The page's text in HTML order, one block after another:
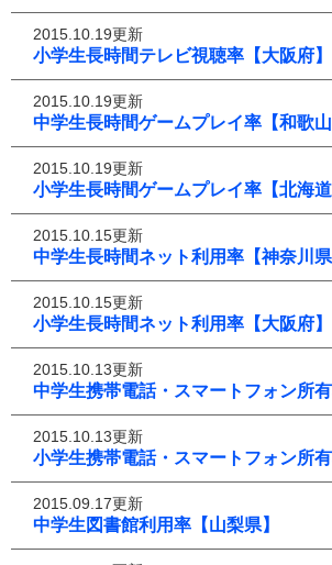
2015.10.19更新
小学生長時間テレビ視聴率【大阪府】
2015.10.19更新
中学生長時間ゲームプレイ率【和歌山
2015.10.19更新
小学生長時間ゲームプレイ率【北海道
2015.10.15更新
中学生長時間ネット利用率【神奈川県
2015.10.15更新
小学生長時間ネット利用率【大阪府】
2015.10.13更新
中学生携帯電話・スマートフォン所有
2015.10.13更新
小学生携帯電話・スマートフォン所有
2015.09.17更新
中学生図書館利用率【山梨県】